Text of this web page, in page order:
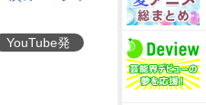
YouTube発